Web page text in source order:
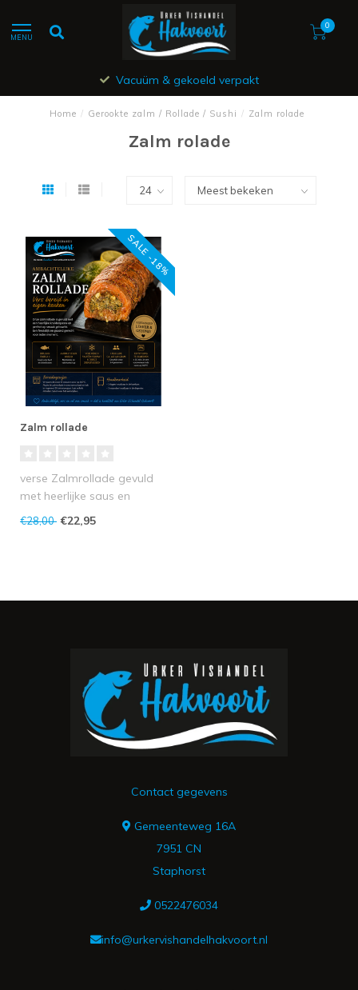
MENU
0
Vacuüm & gekoeld verpakt
Home / Gerookte zalm / Rollade / Sushi / Zalm rolade
Zalm rolade
SALE -18%
Zalm rollade
verse Zalmrollade gevuld
met heerlijke saus en
gekruid!
1 zalmrollade is onge..
€28,00 €22,95
Contact gegevens
Gemeenteweg 16A
7951 CN
Staphorst
0522476034
info@urkervishandelhakvoort.nl